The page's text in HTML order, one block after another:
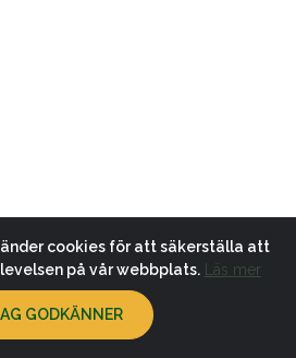
cookies för att säkerställa att
på vår webbplats.
Läs mer
GODKÄNNER